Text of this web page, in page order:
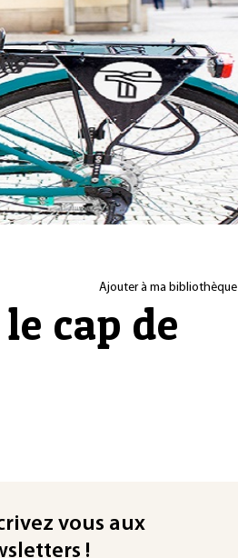
Ajouter à ma bibliothèque
cap de
vous aux
!